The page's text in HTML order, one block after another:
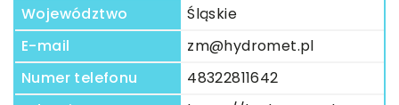
Województwo
Śląskie
E-mail
zm@hydromet.pl
Numer telefonu
48322811642